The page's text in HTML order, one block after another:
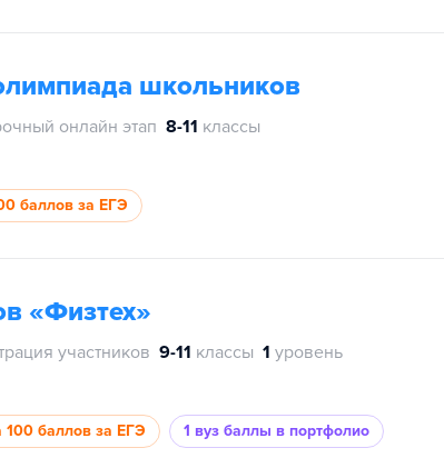
школьников
онлайн этап 8-11 классы
баллов за ЕГЭ
«Физтех»
участников 9-11 классы 1 уровень
100 баллов за ЕГЭ 1 вуз баллы в портфолио